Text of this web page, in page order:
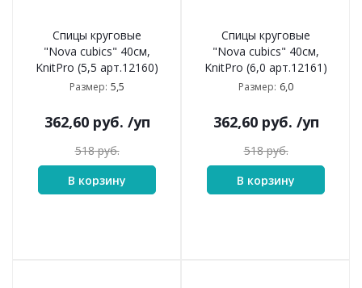
Спицы круговые
"Nova cubics" 40см,
KnitPro (5,5 арт.12160)
Размер: 5,5
362,60руб. /уп
518руб.
В корзину
Спицы круговые
"Nova cubics" 40см,
KnitPro (6,0 арт.12161)
Размер: 6,0
362,60руб. /уп
518руб.
В корзину